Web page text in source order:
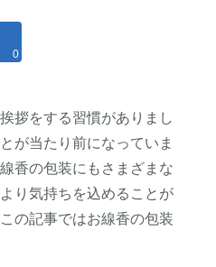
0
拶をする習慣がありまし
が当たり前になっていま
香の包装にもさまざまな
り気持ちを込めることが
の記事ではお線香の包装